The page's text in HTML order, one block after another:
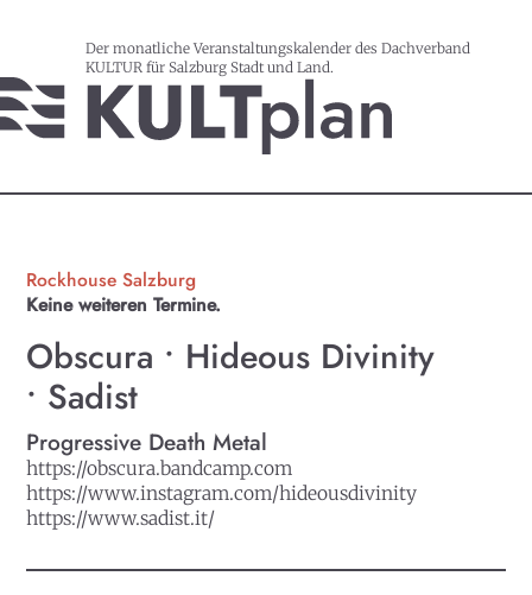
Der monatliche Veranstaltungskalender des Dachverband
KULTUR für Salzburg Stadt und Land.
Rockhouse Salzburg
Keine weiteren Termine.
Obscura • Hideous Divinity
• Sadist
Progressive Death Metal
https://obscura.bandcamp.com
https://www.instagram.com/hideousdivinity
https://www.sadist.it/